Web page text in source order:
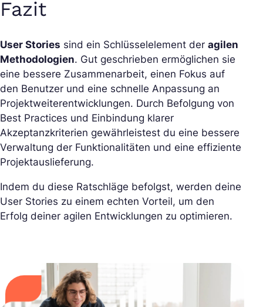
Fazit
User Stories sind ein Schlüsselelement der agilen
Methodologien. Gut geschrieben ermöglichen sie
eine bessere Zusammenarbeit, einen Fokus auf
den Benutzer und eine schnelle Anpassung an
Projektweiterentwicklungen. Durch Befolgung von
Best Practices und Einbindung klarer
Akzeptanzkriterien gewährleistest du eine bessere
Verwaltung der Funktionalitäten und eine effiziente
Projektauslieferung.
Indem du diese Ratschläge befolgst, werden deine
User Stories zu einem echten Vorteil, um den
Erfolg deiner agilen Entwicklungen zu optimieren.